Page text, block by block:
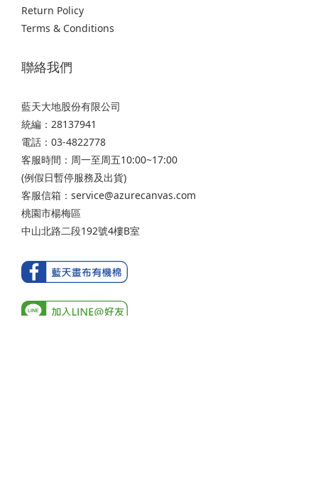
Return Policy
Terms & Conditions
聯絡我們
藍天大地股份有限公司
統編：28137941
電話：03-4822778
客服時間：周一至周五10:00~17:00
(例假日暫停服務及出貨)
客服信箱：service@azurecanvas.com
桃園市楊梅區
中山北路二段192號4樓B室